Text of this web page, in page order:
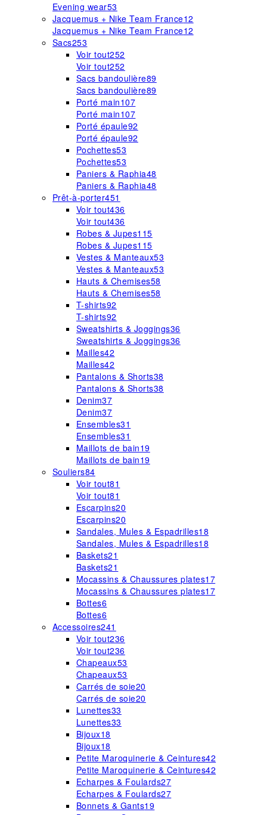
Evening wear53
Jacquemus + Nike Team France12
Jacquemus + Nike Team France12
Sacs253
Voir tout252
Voir tout252
Sacs bandoulière89
Sacs bandoulière89
Porté main107
Porté main107
Porté épaule92
Porté épaule92
Pochettes53
Pochettes53
Paniers & Raphia48
Paniers & Raphia48
Prêt-à-porter451
Voir tout436
Voir tout436
Robes & Jupes115
Robes & Jupes115
Vestes & Manteaux53
Vestes & Manteaux53
Hauts & Chemises58
Hauts & Chemises58
T-shirts92
T-shirts92
Sweatshirts & Joggings36
Sweatshirts & Joggings36
Mailles42
Mailles42
Pantalons & Shorts38
Pantalons & Shorts38
Denim37
Denim37
Ensembles31
Ensembles31
Maillots de bain19
Maillots de bain19
Souliers84
Voir tout81
Voir tout81
Escarpins20
Escarpins20
Sandales, Mules & Espadrilles18
Sandales, Mules & Espadrilles18
Baskets21
Baskets21
Mocassins & Chaussures plates17
Mocassins & Chaussures plates17
Bottes6
Bottes6
Accessoires241
Voir tout236
Voir tout236
Chapeaux53
Chapeaux53
Carrés de soie20
Carrés de soie20
Lunettes33
Lunettes33
Bijoux18
Bijoux18
Petite Maroquinerie & Ceintures42
Petite Maroquinerie & Ceintures42
Echarpes & Foulards27
Echarpes & Foulards27
Bonnets & Gants19